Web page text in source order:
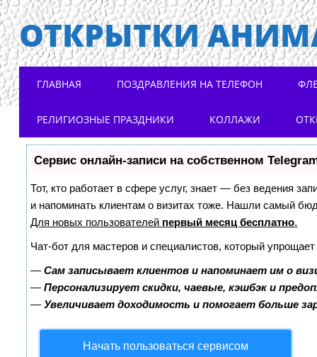
ОТКРЫТКИ
Main menu
ГЛАВНАЯ ПОЗДРАВЛЕНИЯ НА ТЕЛЕФОН
РЕЛИГИОЗНЫЕ ПРАЗДНИКИ КОЛЛАЖИ
Сервис онлайн-записи на собственном
Тот, кто работает в сфере услуг, знает — без ведения
и напоминать клиентам о визитах тоже. Нашли самый
Для новых пользователей первый месяц бесплатно.
Чат-бот для мастеров и специалистов, который
—Сам записывает клиентов и напоминает им о
—Персонализирует скидки, чаевые, кэшбэк и
—Увеличивает доходимость и помогает больше
Начать пользоваться сервисом